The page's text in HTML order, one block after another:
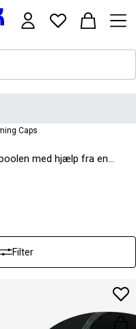
Caps
med hjælp fra en
at være både praktisk og
til mænd og kvinder,
der passer til deres
svømmehætter til langt
i denne
den fulde kollektion, shop
Filter